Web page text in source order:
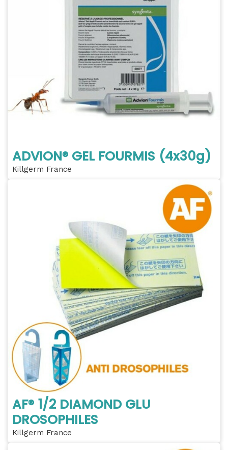
ADVION® GEL FOURMIS (4x30g)
Killgerm France
AF® 1/2 DIAMOND GLU
DROSOPHILES
Killgerm France